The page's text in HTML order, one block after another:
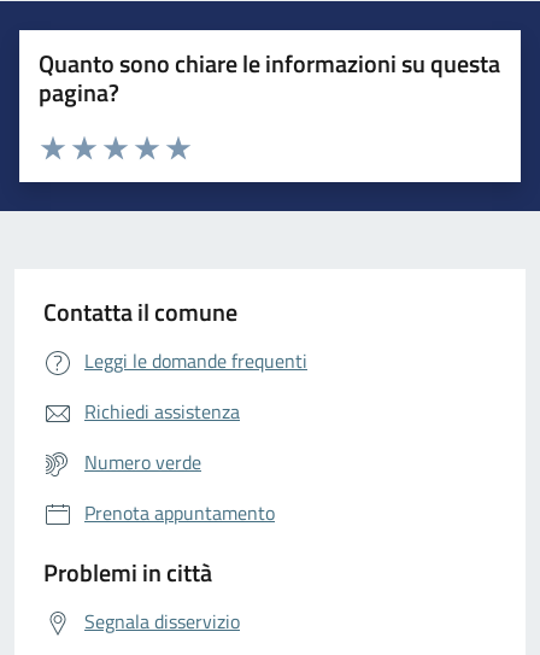
Quanto sono chiare le informazioni su questa
pagina?
Valuta da 1 a 5 stelle la pagina
Valuta 5 stelle su 5
Valuta 4 stelle su 5
Valuta 3 stelle su 5
Valuta 2 stelle su 5
Valuta 1 stelle su 5
Contatta il comune
Leggi le domande frequenti
Richiedi assistenza
Numero verde
Prenota appuntamento
Problemi in città
Segnala disservizio